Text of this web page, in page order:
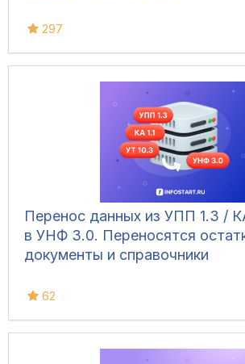
297
Перенос данных из УПП 1.3 /
в УНФ 3.0. Переносятся
документы и справочники
62